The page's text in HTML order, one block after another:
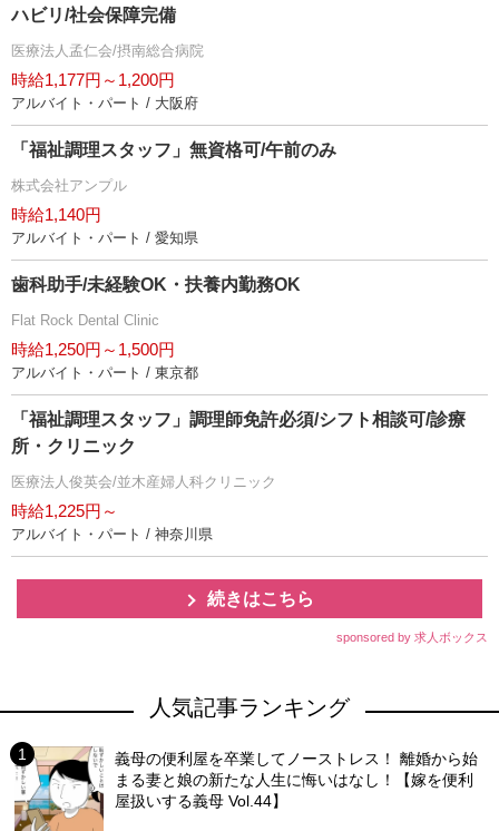
ハビリ/社会保障完備
医療法人孟仁会/摂南総合病院
時給1,177円～1,200円
アルバイト・パート / 大阪府
「福祉調理スタッフ」無資格可/午前のみ
株式会社アンプル
時給1,140円
アルバイト・パート / 愛知県
歯科助手/未経験OK・扶養内勤務OK
Flat Rock Dental Clinic
時給1,250円～1,500円
アルバイト・パート / 東京都
「福祉調理スタッフ」調理師免許必須/シフト相談可/診療
所・クリニック
医療法人俊英会/並木産婦人科クリニック
時給1,225円～
アルバイト・パート / 神奈川県
続きはこちら
sponsored by 求人ボックス
人気記事ランキング
義母の便利屋を卒業してノーストレス！ 離婚から始
まる妻と娘の新たな人生に悔いはなし！【嫁を便利
屋扱いする義母 Vol.44】